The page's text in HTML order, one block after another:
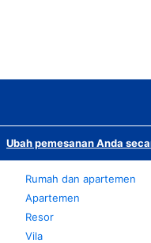
Ubah pemesanan Anda
Rumah dan apartemen
Apartemen
Resor
Vila